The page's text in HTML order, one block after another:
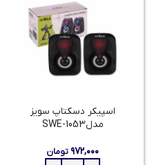
اسپیکر دسکتاپ سویز
مدلSWE-1053
۹۷۲,۰۰۰تومان